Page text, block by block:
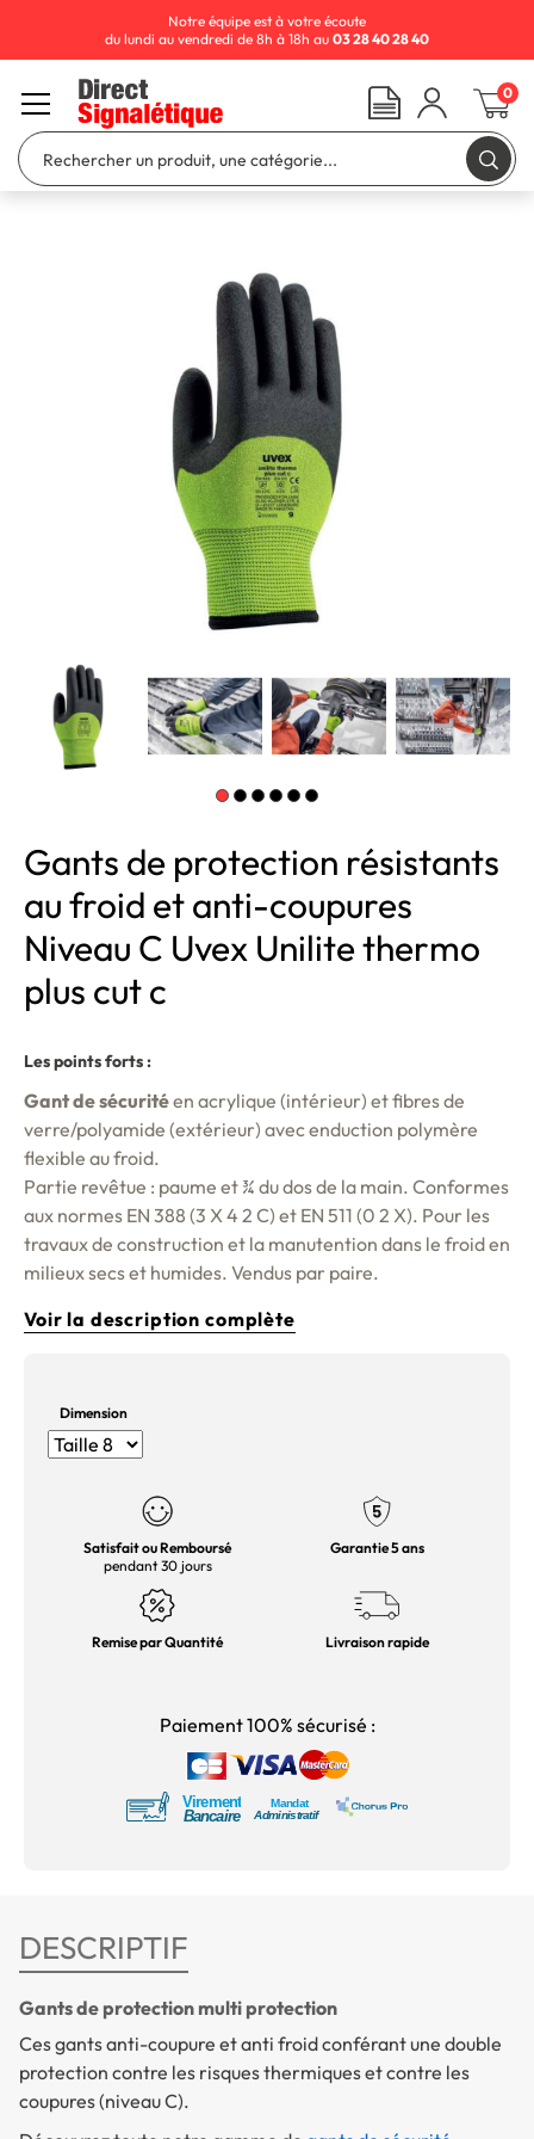
Gants de protection résistants
au froid et anti-coupures
Niveau C Uvex Unilite thermo
plus cut c
Les points forts :
Gant de sécuritéen acrylique (intérieur) et fibres de
verre/polyamide (extérieur) avec enduction polymère
flexible au froid.
Partie revêtue : paume et ¾ du dos de la main. Conformes
aux normes EN 388 (3 X 4 2 C) et EN 511 (0 2 X). Pour les
travaux de construction et la manutention dans le froid en
milieux secs et humides. Vendus par paire.
Voir la description complète
Dimension
Satisfait ou Remboursé
pendant 30 jours
Garantie 5 ans
Remise par Quantité Livraison rapide
Paiement 100% sécurisé :
DESCRIPTIF
Gants de protection multi protection
Ces gants anti-coupure et anti froid conférant une double
protection contre les risques thermiques et contre les
coupures (niveau C).
Notre équipe est à votre écoute
du lundi au vendredi de 8h à 18h au 03 28 40 28 40
0